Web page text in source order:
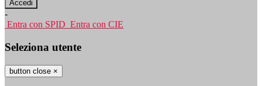
-
Entra con SPID Entra con CIE
Seleziona utente
button close ×